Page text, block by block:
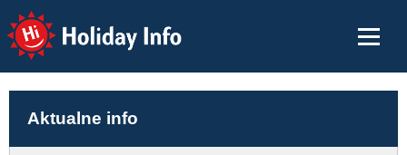
Holiday Info
Aktualne info